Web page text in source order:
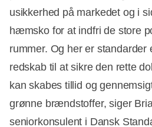
usikkerhed på markedet og i
hæmsko for at indfri de store
rummer. Og her er standarder
redskab til at sikre den rette
kan skabes tillid og
grønne brændstoffer, siger
seniorkonsulent i Dansk